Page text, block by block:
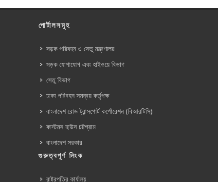
পোর্টালসমূহ
সড়ক পরিবহন ও সেতু মন্ত্রণালয়
সড়ক যোগাযোগ এবং হাইওয়ে বিভাগ
সেতু বিভাগ
ঢাকা পরিবহন সমন্বয় কর্তৃপক্ষ
বাংলাদেশ রোড ট্রান্সপোর্ট কর্পোরেশন (বিআরটিসি)
কাস্টমস হাউস চট্টগ্রাম
বাংলাদেশ সরকার
গুরুত্বপূর্ণ লিংক
রাষ্ট্রপতির কার্যালয়